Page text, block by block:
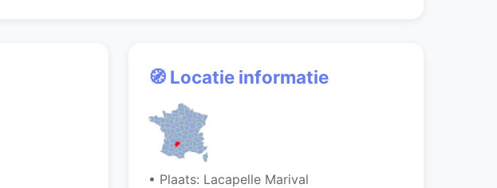
🧭 Locatie informatie
• Plaats: Lacapelle Marival